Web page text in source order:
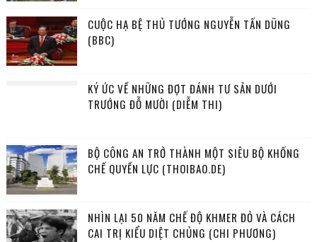
CUỘC HẠ BỆ THỦ TƯỚNG NGUYỄN TẤN DŨNG
(BBC)
KÝ ỨC VỀ NHỮNG ĐỢT ĐÁNH TƯ SẢN DƯỚI
TRƯỚNG ĐỖ MƯỜI (DIỄM THI)
BỘ CÔNG AN TRỞ THÀNH MỘT SIÊU BỘ KHỐNG
CHẾ QUYỀN LỰC (THOIBAO.DE)
NHÌN LẠI 50 NĂM CHẾ ĐỘ KHMER ĐỎ VÀ CÁCH
CAI TRỊ KIỂU DIỆT CHỦNG (CHI PHƯƠNG)